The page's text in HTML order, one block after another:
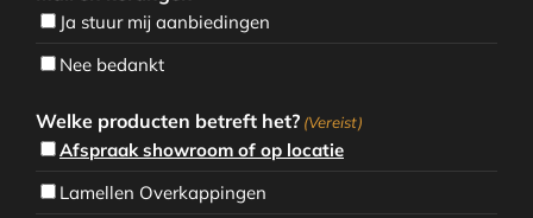
Ja stuur mij aanbiedingen
Nee bedankt
Welke producten betreft het? (Vereist)
Afspraak showroom of op locatie
Lamellen Overkappingen